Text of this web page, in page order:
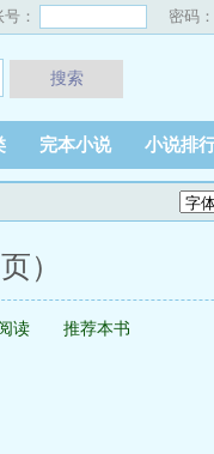
号： 密码：
搜索
完本小说 小说排
）
读 推荐本书